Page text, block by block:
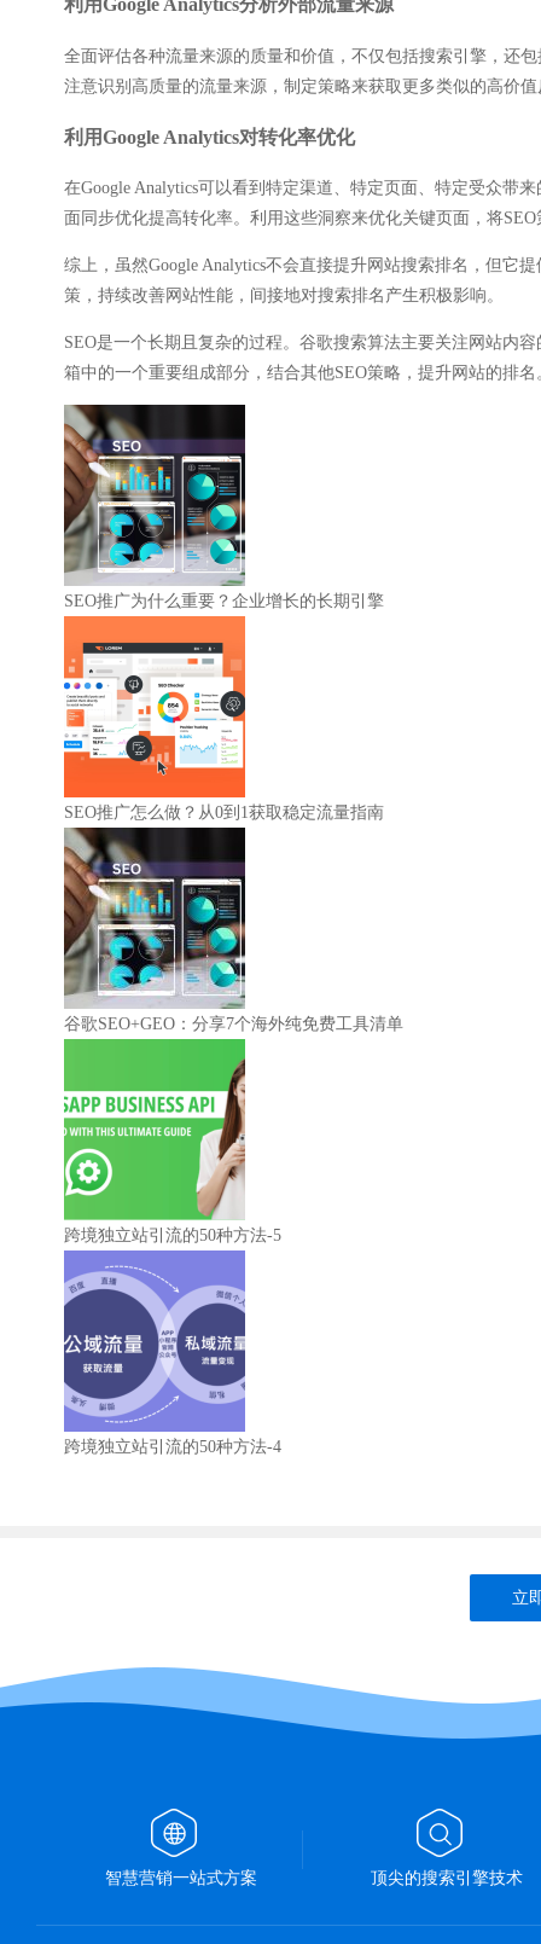
利用Google Analytics分析外部流量来源
全面评估各种流量来源的质量和价值，不仅包括搜索引擎，还
注意识别高质量的流量来源，制定策略来获取更多类似的高价
利用Google Analytics对转化率优化
在Google Analytics可以看到特定渠道、特定页面、特定受众带
面同步优化提高转化率。利用这些洞察来优化关键页面，将
综上，虽然Google Analytics不会直接提升网站搜索排名，但它
策，持续改善网站性能，间接地对搜索排名产生积极影响。
SEO是一个长期且复杂的过程。谷歌搜索算法主要关注网站内
箱中的一个重要组成部分，结合其他SEO策略，提升网站的排名
SEO推广为什么重要？企业增长的长期引擎
SEO推广怎么做？从0到1获取稳定流量指南
谷歌SEO+GEO：分享7个海外纯免费工具清单
跨境独立站引流的50种方法-5
跨境独立站引流的50种方法-4
立
智慧营销一站式方案 顶尖的搜索引擎技术